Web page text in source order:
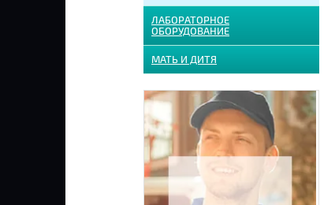
ЛАБОРАТОРНОЕ
ОБОРУДОВАНИЕ
МАТЬ И ДИТЯ